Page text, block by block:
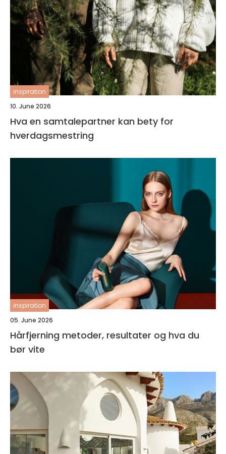
inspiration
10. June 2026
Hva en samtalepartner kan bety for
hverdagsmestring
inspiration
05. June 2026
Hårfjerning metoder, resultater og hva du
bør vite